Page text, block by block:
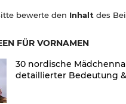
bewerte den Inhalt des
FÜR VORNAMEN
30 nordische
detaillierter Bedeutung